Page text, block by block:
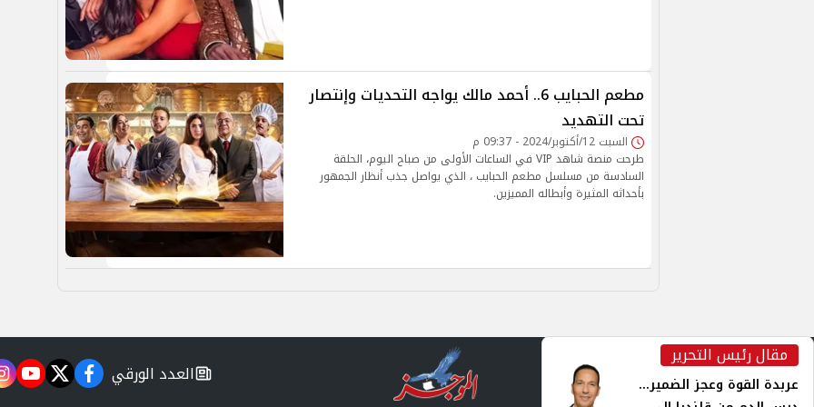
مطعم الحبايب 6.. أحمد مالك يواجه التحديات وإنتصار
تحت التهديد
السبت 12/أكتوبر/2024 - 09:37 م
طرحت منصة شاهد VIP في الساعات الأولى من صباح اليوم، الحلقة
السادسة من مسلسل مطعم الحبايب ، الذي يواصل جذب أنظار الجمهور
بأحداثه المثيرة وأبطاله المميزين.
مقال رئيس التحرير
عربدة القوة وعجز الضمير...
newspaper
العدد الورقي facebook
twitter